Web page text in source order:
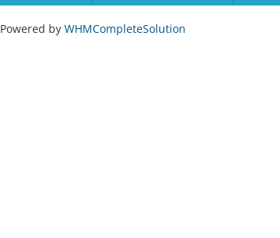
Powered by WHMCompleteSolution